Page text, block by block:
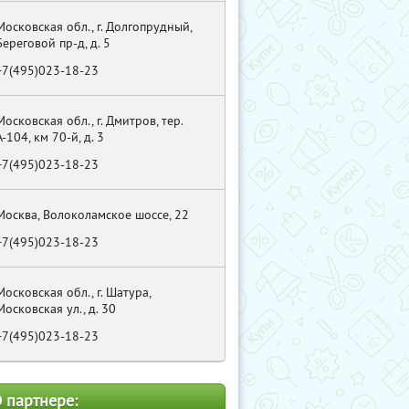
обл., г. Долгопрудный,
пр-д, д. 5
18-23
обл., г. Дмитров, тер.
104, км 70-й, д. 3
18-23
Волоколамское шоссе, 22
18-23
обл., г. Шатура,
ул., д. 30
18-23
партнере: